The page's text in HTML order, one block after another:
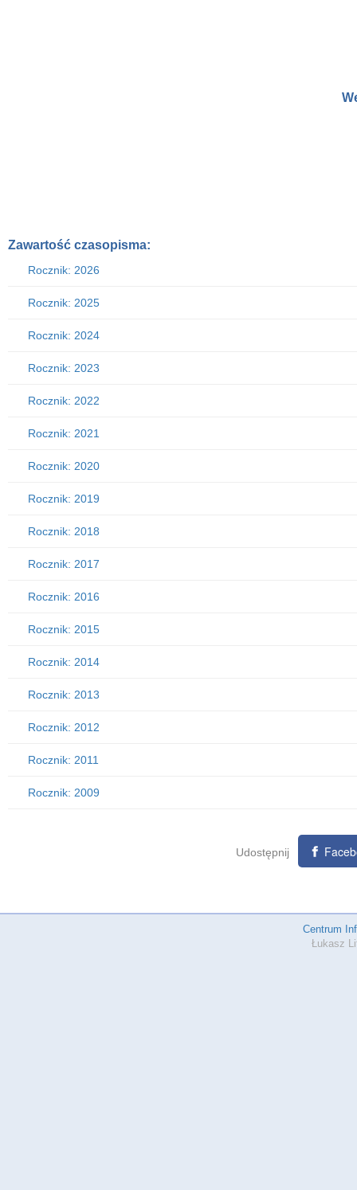
Zawartość czasopisma:
Rocznik: 2026
Rocznik: 2025
Rocznik: 2024
Rocznik: 2023
Rocznik: 2022
Rocznik: 2021
Rocznik: 2020
Rocznik: 2019
Rocznik: 2018
Rocznik: 2017
Rocznik: 2016
Rocznik: 2015
Rocznik: 2014
Rocznik: 2013
Rocznik: 2012
Rocznik: 2011
Rocznik: 2009
Udostępnij
Centrum
Łukasz